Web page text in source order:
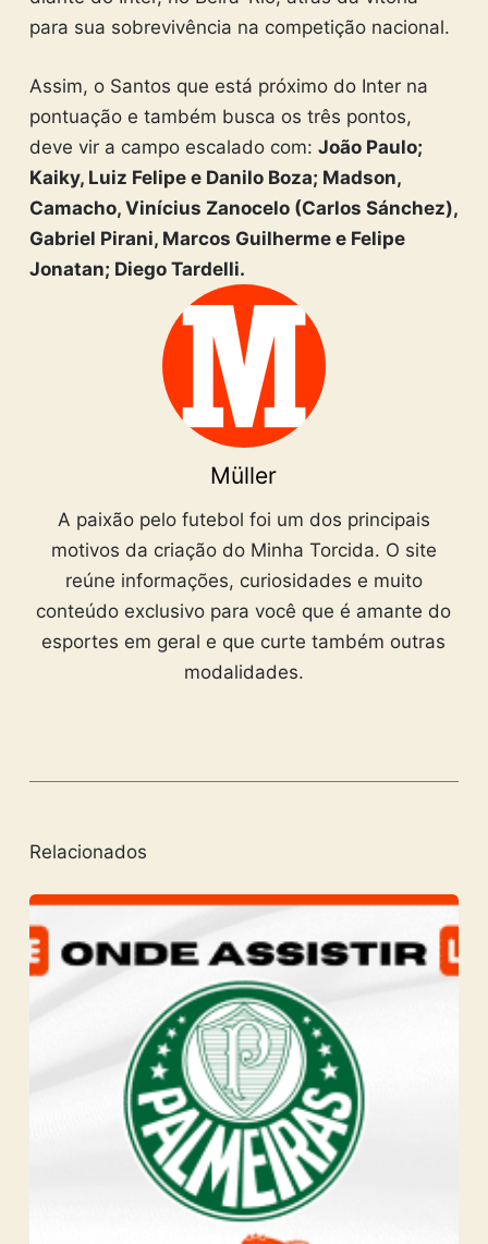
para sua sobrevivência na competição nacional.
Assim, o Santos que está próximo do Inter na
pontuação e também busca os três pontos,
deve vir a campo escalado com: João Paulo;
Kaiky, Luiz Felipe e Danilo Boza; Madson,
Camacho, Vinícius Zanocelo (Carlos Sánchez),
Gabriel Pirani, Marcos Guilherme e Felipe
Jonatan; Diego Tardelli.
Müller
A paixão pelo futebol foi um dos principais
motivos da criação do Minha Torcida. O site
reúne informações, curiosidades e muito
conteúdo exclusivo para você que é amante do
esportes em geral e que curte também outras
modalidades.
Relacionados